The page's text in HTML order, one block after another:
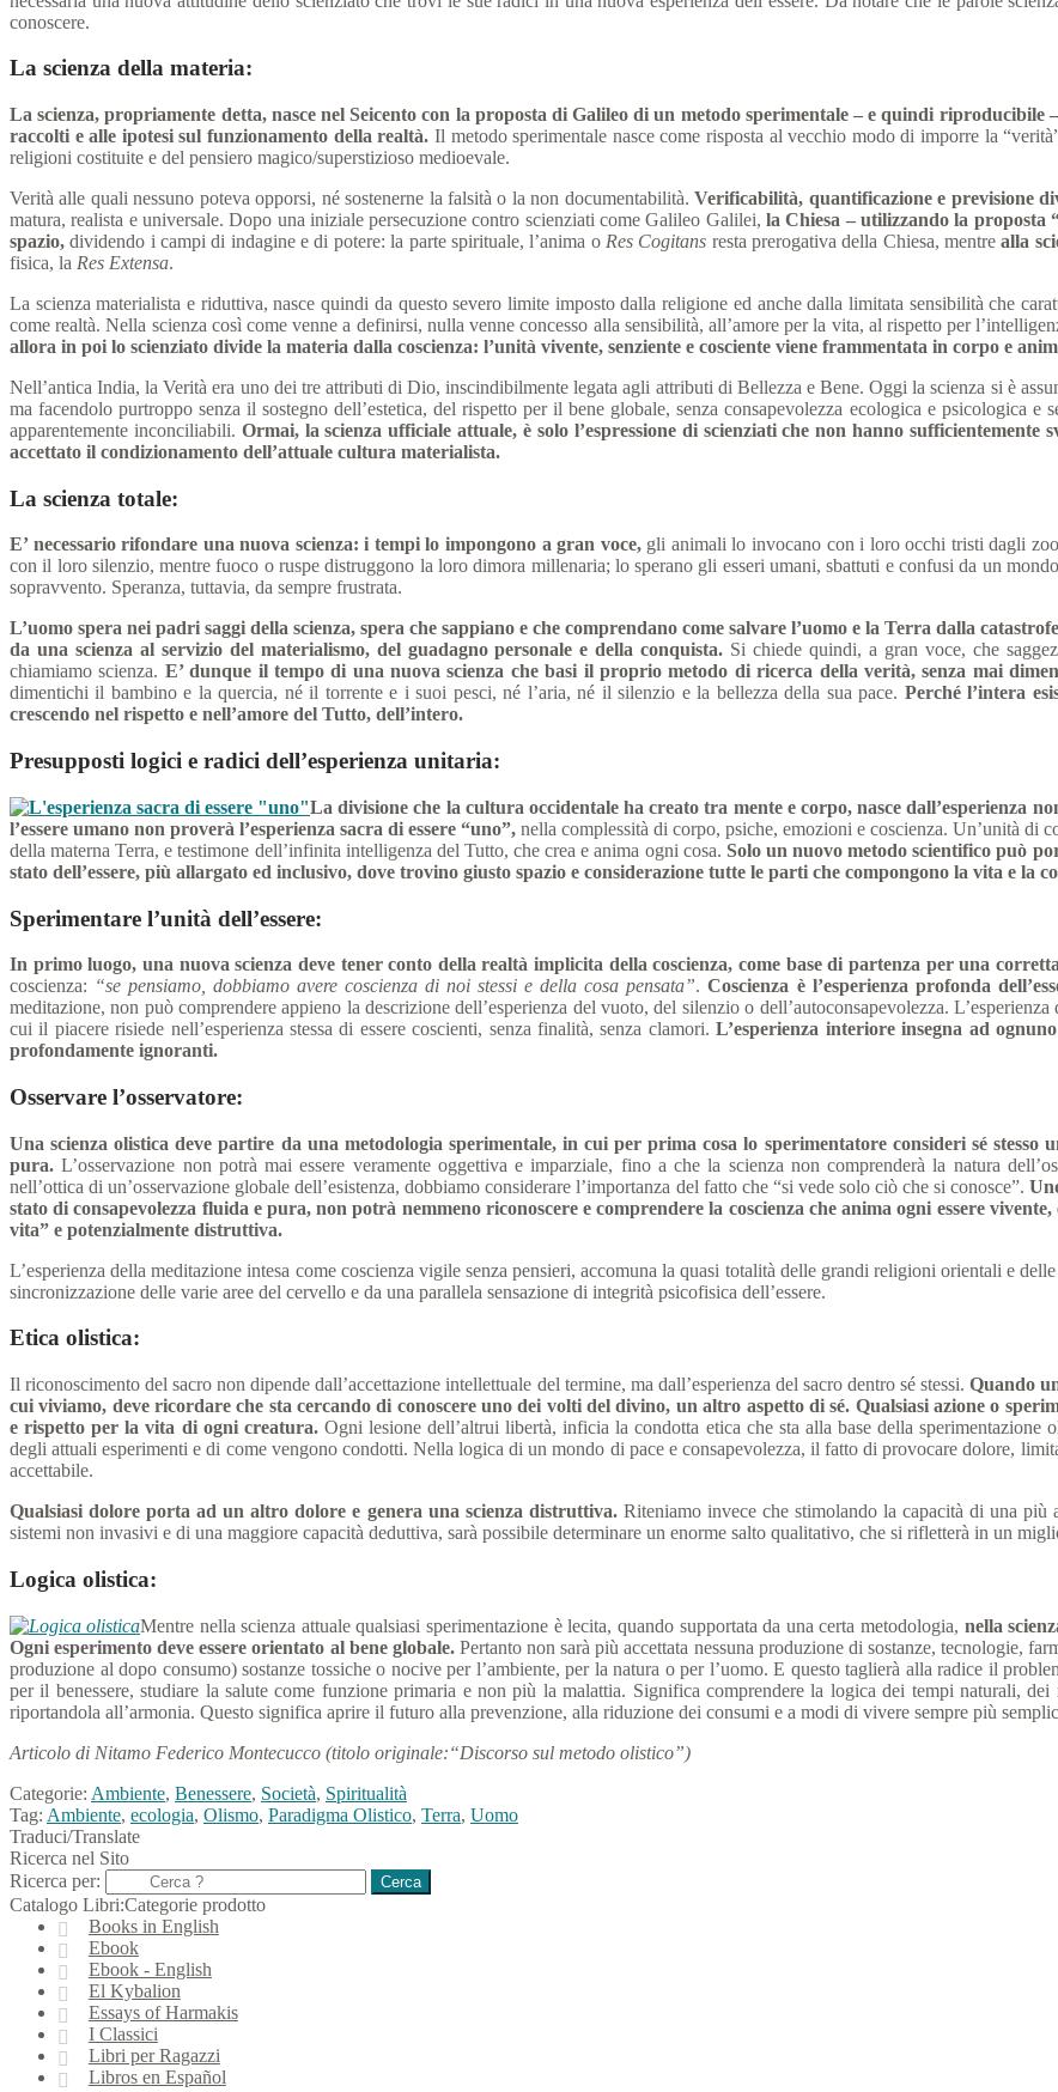
conoscere.
La scienza della materia:
La scienza, propriamente detta, nasce nel Seicento con la proposta di Galileo di un metodo sperimentale – e quindi
raccolti e alle ipotesi sul funzionamento della realtà. Il metodo sperimentale nasce come risposta al vecchio modo di imporre la
religioni costituite e del pensiero magico/superstizioso medioevale.
Verità alle quali nessuno poteva opporsi, né sostenerne la falsità o la non documentabilità.Verificabilità, quantificazione e previsione
matura, realista e universale. Dopo una iniziale persecuzione contro scienziati come Galileo Galilei, la Chiesa – utilizzando la proposta
spazio, dividendo i campi di indagine e di potere: la parte spirituale, l’anima o Res Cogitans resta prerogativa della Chiesa, mentrealla
fisica, la Res Extensa.
La scienza materialista e riduttiva, nasce quindi da questo severo limite imposto dalla religione ed anche dalla limitata sensibilità che
come realtà. Nella scienza così come venne a definirsi, nulla venne concesso alla sensibilità, all’amore per la vita, al rispetto per
allora in poi lo scienziato divide la materia dalla coscienza: l’unità vivente, senziente e cosciente viene frammentata in corpo e
Nell’antica India, la Verità era uno dei tre attributi di Dio, inscindibilmente legata agli attributi di Bellezza e Bene. Oggi la scienza si è
ma facendolo purtroppo senza il sostegno dell’estetica, del rispetto per il bene globale, senza consapevolezza ecologica e psicologica
apparentemente inconciliabili. Ormai, la scienza ufficiale attuale, è solo l’espressione di scienziati che non hanno sufficientemente
accettato il condizionamento dell’attuale cultura materialista.
La scienza totale:
E’ necessario rifondare una nuova scienza: i tempi lo impongono a gran voce,gli animali lo invocano con i loro occhi tristi dagli
con il loro silenzio, mentre fuoco o ruspe distruggono la loro dimora millenaria; lo sperano gli esseri umani, sbattuti e confusi da un
sopravvento. Speranza, tuttavia, da sempre frustrata.
L’uomo spera nei padri saggi della scienza, spera che sappiano e che comprendano come salvare l’uomo e la Terra dalla
da una scienza al servizio del materialismo, del guadagno personale e della conquista. Si chiede quindi, a gran voce, che
chiamiamo scienza. E’ dunque il tempo di una nuova scienza che basi il proprio metodo di ricerca della verità, senza mai
dimentichi il bambino e la quercia, né il torrente e i suoi pesci, né l’aria, né il silenzio e la bellezza della sua pace. Perché l’intera
crescendo nel rispetto e nell’amore del Tutto, dell’intero.
Presupposti logici e radici dell’esperienza unitaria:
La divisione che la cultura occidentale ha creato tra mente e corpo, nasce dall’esperienza
l’essere umano non proverà l’esperienza sacra di essere “uno”, nella complessità di corpo, psiche, emozioni e coscienza. Un’unità di
della materna Terra, e testimone dell’infinita intelligenza del Tutto, che crea e anima ogni cosa. Solo un nuovo metodo scientifico può
stato dell’essere, più allargato ed inclusivo, dove trovino giusto spazio e considerazione tutte le parti che compongono la vita e la
Sperimentare l’unità dell’essere:
In primo luogo, una nuova scienza deve tener conto della realtà implicita della coscienza, come base di partenza per una
coscienza: “se pensiamo, dobbiamo avere coscienza di noi stessi e della cosa pensata”.Coscienza è l’esperienza profonda
meditazione, non può comprendere appieno la descrizione dell’esperienza del vuoto, del silenzio o dell’autoconsapevolezza.
cui il piacere risiede nell’esperienza stessa di essere coscienti, senza finalità, senza clamori.L’esperienza interiore insegna ad
profondamente ignoranti.
Osservare l’osservatore:
Una scienza olistica deve partire da una metodologia sperimentale, in cui per prima cosa lo sperimentatore consideri sé stesso
pura. L’osservazione non potrà mai essere veramente oggettiva e imparziale, fino a che la scienza non comprenderà la natura
nell’ottica di un’osservazione globale dell’esistenza, dobbiamo considerare l’importanza del fatto che “si vede solo ciò che si conosce”.
stato di consapevolezza fluida e pura, non potrà nemmeno riconoscere e comprendere la coscienza che anima ogni essere
vita” e potenzialmente distruttiva.
L’esperienza della meditazione intesa come coscienza vigile senza pensieri, accomuna la quasi totalità delle grandi religioni orientali e
sincronizzazione delle varie aree del cervello e da una parallela sensazione di integrità psicofisica dell’essere.
Etica olistica:
Il riconoscimento del sacro non dipende dall’accettazione intellettuale del termine, ma dall’esperienza del sacro dentro sé stessi.Quando
cui viviamo, deve ricordare che sta cercando di conoscere uno dei volti del divino, un altro aspetto di sé. Qualsiasi azione o
e rispetto per la vita di ogni creatura.Ogni lesione dell’altrui libertà, inficia la condotta etica che sta alla base della sperimentazione
degli attuali esperimenti e di come vengono condotti. Nella logica di un mondo di pace e consapevolezza, il fatto di provocare dolore,
accettabile.
Qualsiasi dolore porta ad un altro dolore e genera una scienza distruttiva.Riteniamo invece che stimolando la capacità di una più
sistemi non invasivi e di una maggiore capacità deduttiva, sarà possibile determinare un enorme salto qualitativo, che si rifletterà in un
Logica olistica:
Mentre nella scienza attuale qualsiasi sperimentazione è lecita, quando supportata da una certa metodologia, nella
Ogni esperimento deve essere orientato al bene globale.Pertanto non sarà più accettata nessuna produzione di sostanze, tecnologie,
produzione al dopo consumo) sostanze tossiche o nocive per l’ambiente, per la natura o per l’uomo. E questo taglierà alla radice il
per il benessere, studiare la salute come funzione primaria e non più la malattia. Significa comprendere la logica dei tempi naturali,
riportandola all’armonia. Questo significa aprire il futuro alla prevenzione, alla riduzione dei consumi e a modi di vivere sempre più
Articolo di Nitamo Federico Montecucco (titolo originale:“Discorso sul metodo olistico”)
Categorie: Ambiente, Benessere, Società, Spiritualità
Tag: Ambiente, ecologia, Olismo, Paradigma Olistico, Terra, Uomo
Traduci/Translate
Ricerca nel Sito
Ricerca per:
Catalogo Libri:Categorie prodotto
Books in English
Ebook
Ebook - English
El Kybalion
Essays of Harmakis
I Classici
Libri per Ragazzi
Libros en Español